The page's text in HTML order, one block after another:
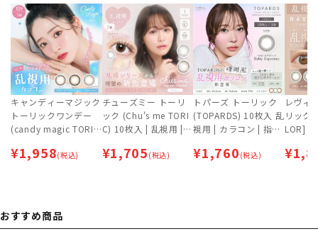
キャンディーマジック
トーリックワンデー
(candy magic TORI
鈴木愛理 | カラコン |
¥1,958(税込)
チューズミー トーリ
ック (Chu's me TORI
C) 10枚入 | 乱視用 |
ワンデー
¥1,705 (税込)
トパーズ トーリック
(TOPARDS) 10枚入 乱
視用 | カラコン | 指原
¥1,760 (税込)
レヴィ
リック
LOR]
¥
おすすめ商品